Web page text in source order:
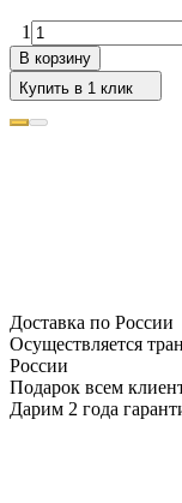
1
В корзину
Купить в 1 клик
Доставка по России
Осуществляется
России
Подарок всем
Дарим 2 года